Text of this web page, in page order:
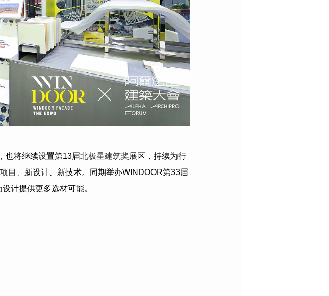
也将继续设置第13届北极星建筑奖展区，持续为行
目、新设计、新技术。同期举办WINDOOR第33届
计提供更多选材可能。